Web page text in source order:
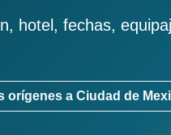
hotel, fechas,
orígenes a Ciudad de